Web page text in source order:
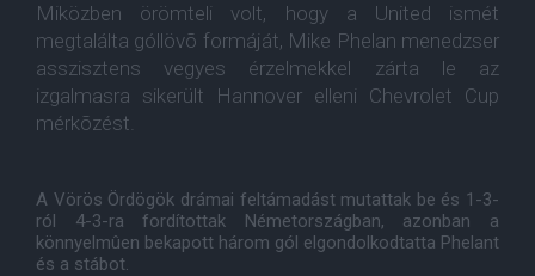
Miközben örömteli volt, hogy a United ismét
megtalálta góllövõ formáját, Mike Phelan menedzser
asszisztens vegyes érzelmekkel zárta le az
izgalmasra sikerült Hannover elleni Chevrolet Cup
mérkõzést.
A Vörös Ördögök drámai feltámadást mutattak be és 1-3-
ról 4-3-ra fordítottak Németországban, azonban a
könnyelmûen bekapott három gól elgondolkodtatta Phelant
és a stábot.